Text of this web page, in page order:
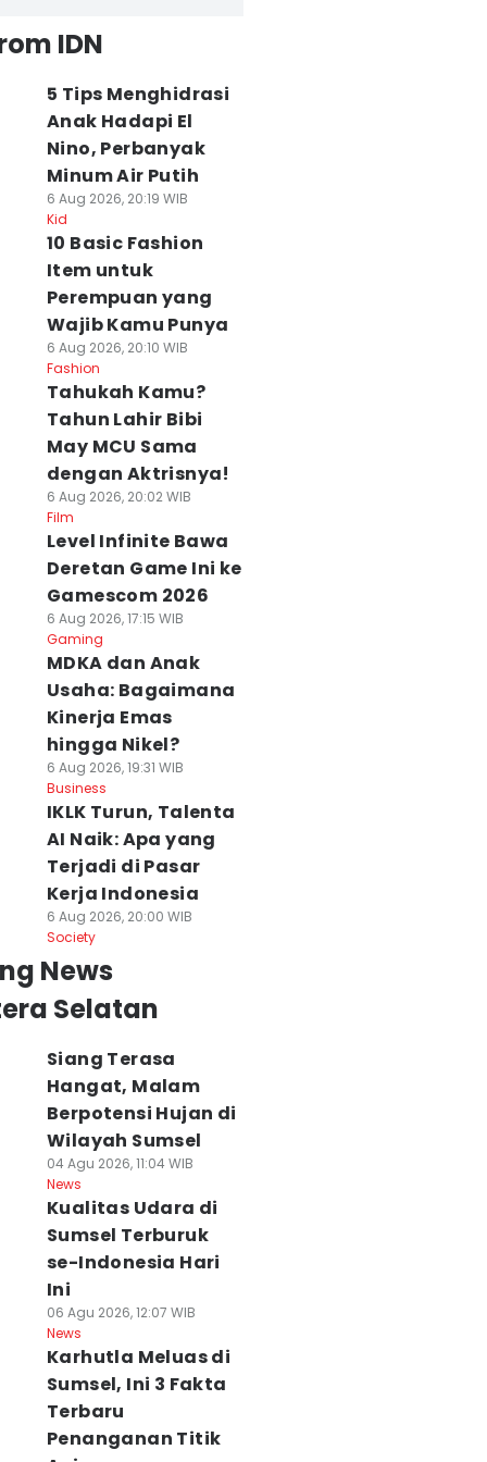
Udara
Tidak
Ada Cacing dan
IDN
5 Tips Menghidrasi
Anak Hadapi El
Nino, Perbanyak
Minum Air Putih
6 Aug 2026, 20:19 WIB
Kid
10 Basic Fashion
Item untuk
Perempuan yang
Wajib Kamu Punya
6 Aug 2026, 20:10 WIB
Fashion
Tahukah Kamu?
Tahun Lahir Bibi
May MCU Sama
dengan Aktrisnya!
6 Aug 2026, 20:02 WIB
Film
Level Infinite Bawa
Deretan Game Ini ke
Gamescom 2026
6 Aug 2026, 17:15 WIB
Gaming
MDKA dan Anak
Usaha: Bagaimana
Kinerja Emas
hingga Nikel?
6 Aug 2026, 19:31 WIB
Business
IKLK Turun, Talenta
AI Naik: Apa yang
Terjadi di Pasar
Kerja Indonesia
6 Aug 2026, 20:00 WIB
Society
News
Selatan
Siang Terasa
Hangat, Malam
Berpotensi Hujan di
Wilayah Sumsel
04 Agu 2026, 11:04 WIB
News
Kualitas Udara di
Sumsel Terburuk
se-Indonesia Hari
Ini
06 Agu 2026, 12:07 WIB
News
Karhutla Meluas di
Sumsel, Ini 3 Fakta
Terbaru
Penanganan Titik